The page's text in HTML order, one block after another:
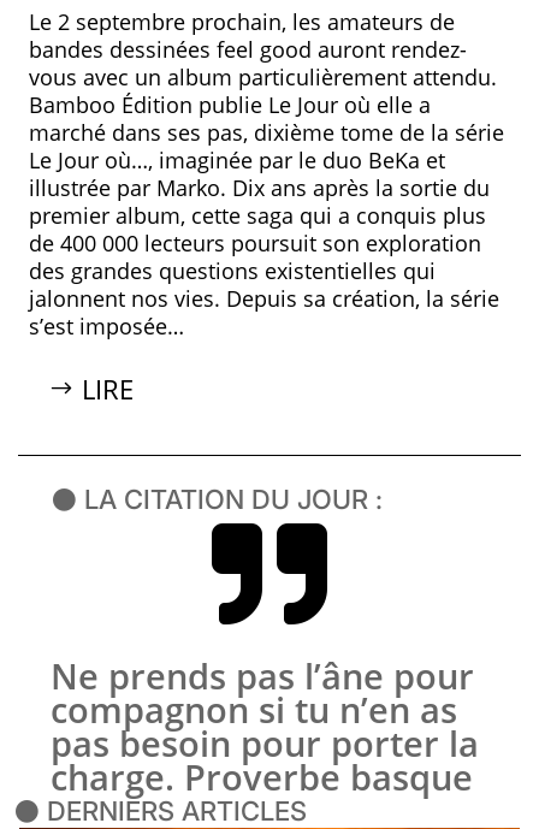
Le 2 septembre prochain, les amateurs de
bandes dessinées feel good auront rendez-
vous avec un album particulièrement attendu.
Bamboo Édition publie Le Jour où elle a
marché dans ses pas, dixième tome de la série
Le Jour où…, imaginée par le duo BeKa et
illustrée par Marko. Dix ans après la sortie du
premier album, cette saga qui a conquis plus
de 400 000 lecteurs poursuit son exploration
des grandes questions existentielles qui
jalonnent nos vies. Depuis sa création, la série
s’est imposée…
LIRE
⚫ LA CITATION DU JOUR :

Ne prends pas l’âne pour
compagnon si tu n’en as
pas besoin pour porter la
charge. Proverbe basque
⚫ DERNIERS ARTICLES